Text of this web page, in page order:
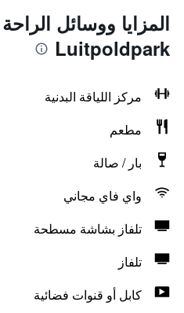
المزايا ووسائل
Luitpoldpark
مركز اللياقة البدنية
مطعم
بار / صالة
واي فاي مجاني
تلفاز بشاشة مسطحة
تلفاز
كابل أو قنوات فضائية